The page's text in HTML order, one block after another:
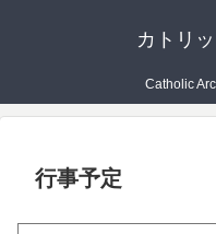
カトリ
Catholic
行事予定